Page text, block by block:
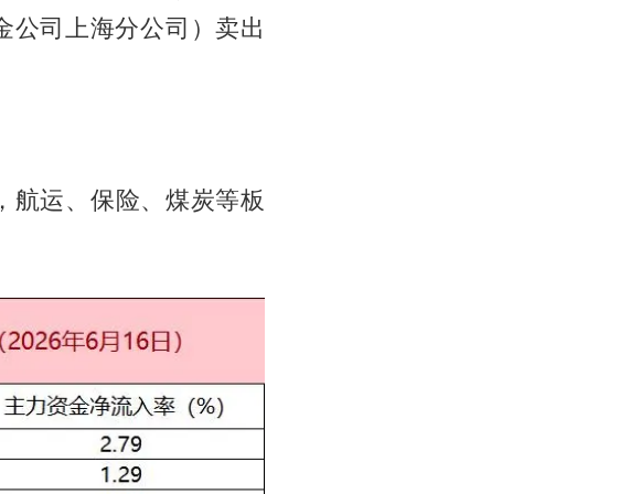
公司上海分公司）卖出
航运、保险、煤炭等板